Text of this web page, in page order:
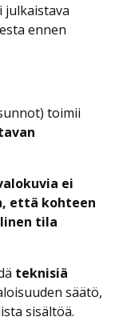
julkaistava
ennen
toimii
ei
että kohteen
tila
teknisiä
säätö,
sisältöä.